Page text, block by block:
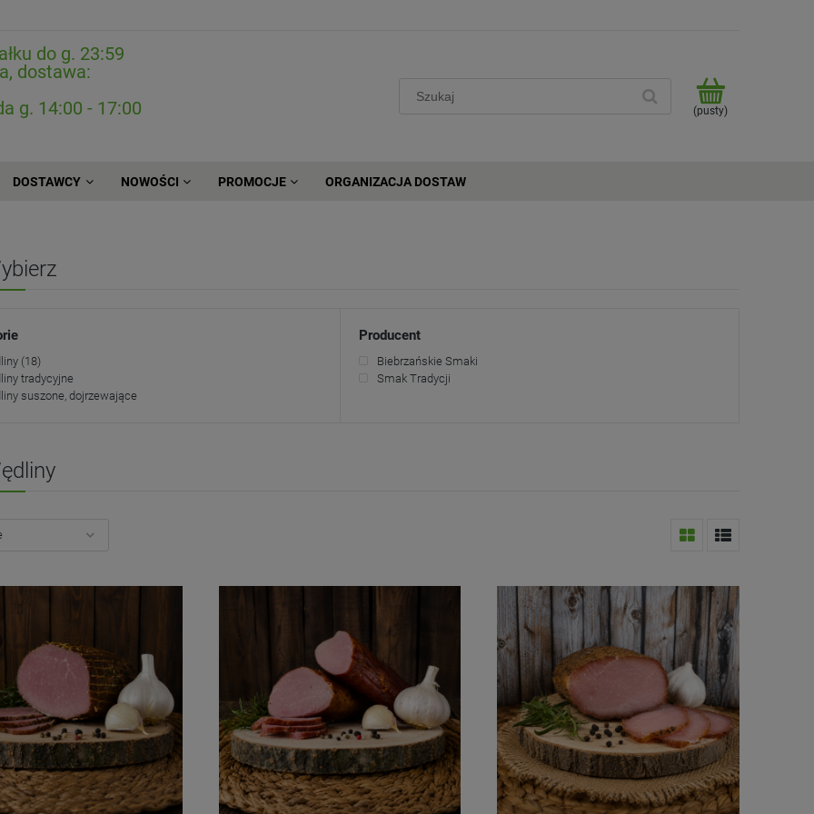
do g. 23:59
dostawa:
g. 14:00 - 17:00
(pusty)
DOSTAWCY NOWOŚCI PROMOCJE ORGANIZACJA DOSTAW
(18)
tradycyjne
suszone, dojrzewające
Producent
Biebrzańskie Smaki
Smak Tradycji